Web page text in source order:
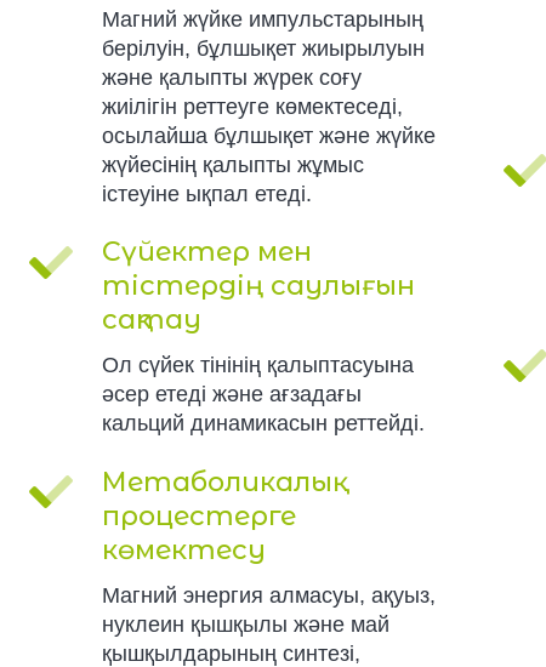
Магний жүйке импульстарының
берілуін, бұлшықет жиырылуын
және қалыпты жүрек соғу
жиілігін реттеуге көмектеседі,
осылайша бұлшықет және жүйке
жүйесінің қалыпты жұмыс
істеуіне ықпал етеді.
Сүйектер мен
тістердің саулығын
сақтау
Ол сүйек тінінің қалыптасуына
әсер етеді және ағзадағы
кальций динамикасын реттейді.
Метаболикалық
процестерге
көмектесу
Магний энергия алмасуы, ақуыз,
нуклеин қышқылы және май
қышқылдарының синтезі,